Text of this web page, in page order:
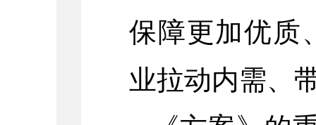
保障更加优质
业拉动内需、